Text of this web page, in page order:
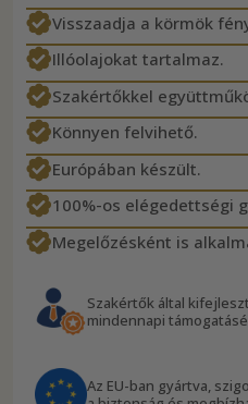
Visszaadja a körmök
Illóolajokat tartalmaz.
Szakértőkkel
Könnyen felvihető.
Európában készült.
100%-os elégedettségi
Megelőzésként is
Szakértők által
mindennapi
Az EU-ban gyártva,